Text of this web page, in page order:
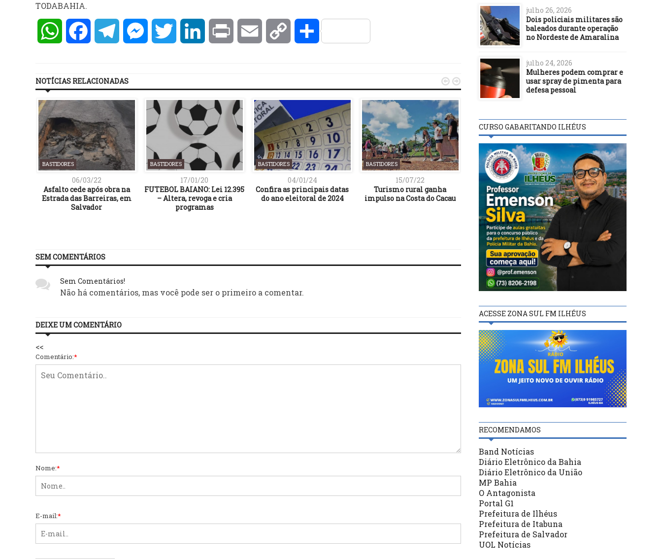
TODABAHIA.
WhatsAppFacebookTelegramMessengerTwitter LinkedInPrint Email Copy Compartilhar
NOTÍCIAS RELACIONADAS
BASTIDORES
06/03/22
Asfalto cede após obra na
Estrada das Barreiras, em
Salvador
BASTIDORES
17/01/20
FUTEBOL BAIANO: Lei 12.395
– Altera, revoga e cria
programas
BASTIDORES
04/01/24
Confira as principais datas
do ano eleitoral de 2024
BASTIDORES
15/07/22
Turismo rural ganha
impulso na Costa do Cacau
BASTIDORES
07/03/26
Governo do Estado firma
convênio com o município
de Casa Nova para reforma e
ampliação do hospital
municipal
BASTIDORES
30/10/18
PGR pede liminar
que restringe perícia
estupro em menor
 
SEM COMENTÁRIOS
Sem Comentários!
Não há comentários, mas você pode ser o primeiro a comentar.
DEIXE UM COMENTÁRIO
<<
Comentário:*
Nome:*
E-mail:*
julho 26, 2026
Dois policiais militares são
baleados durante operação
no Nordeste de Amaralina
julho 24, 2026
Mulheres podem comprar e
usar spray de pimenta para
defesa pessoal
CURSO GABARITANDO ILHÉUS
ACESSE ZONA SUL FM ILHÉUS
RECOMENDAMOS
Band Notícias
Diário Eletrônico da Bahia
Diário Eletrônico da União
MP Bahia
O Antagonista
Portal G1
Prefeitura de Ilhéus
Prefeitura de Itabuna
Prefeitura de Salvador
UOL Notícias